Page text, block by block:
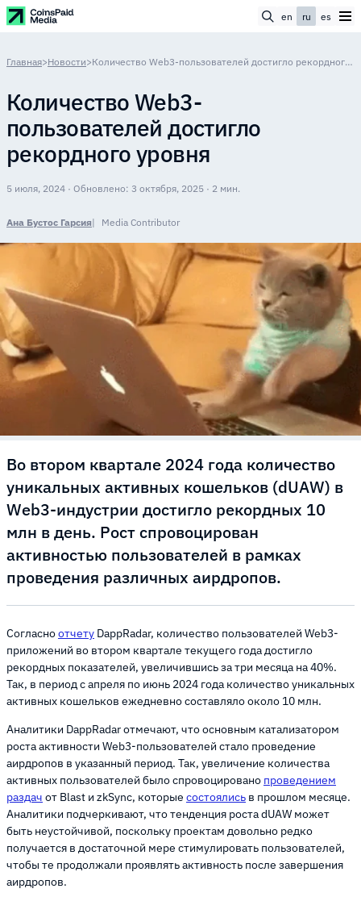
en ru es
Главная>Новости> Количество Web3-пользователей достигло рекордного уровня
Количество Web3-
пользователей достигло
рекордного уровня
5 июля, 2024 · Обновлено: 3 октября, 2025 · 2 мин.
Ана Бустос Гарсия Media Contributor
Во втором квартале 2024 года количество
уникальных активных кошельков (dUAW) в
Web3-индустрии достигло рекордных 10
млн в день. Рост спровоцирован
активностью пользователей в рамках
проведения различных аирдропов.
Согласноотчету DappRadar, количество пользователей Web3-
приложений во втором квартале текущего года достигло
рекордных показателей, увеличившись за три месяца на 40%.
Так, в период с апреля по июнь 2024 года количество уникальных
активных кошельков ежедневно составляло около 10 млн.
Аналитики DappRadar отмечают, что основным катализатором
роста активности Web3-пользователей стало проведение
аирдропов в указанный период. Так, увеличение количества
активных пользователей было спровоцировано проведением
раздач от Blast и zkSync, которые состоялись в прошлом месяце.
Аналитики подчеркивают, что тенденция роста dUAW может
быть неустойчивой, поскольку проектам довольно редко
получается в достаточной мере стимулировать пользователей,
чтобы те продолжали проявлять активность после завершения
аирдропов.